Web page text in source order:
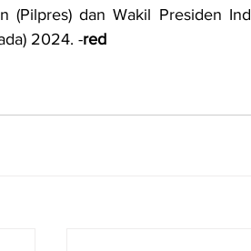
(Pilpres) dan Wakil Presiden
2024. -red